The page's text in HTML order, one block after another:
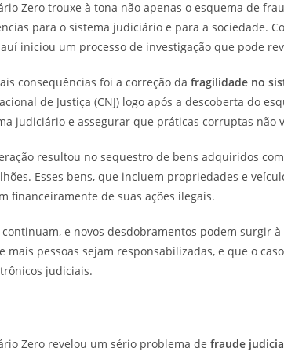
Zero trouxe à tona não apenas o esquema de
para o sistema judiciário e para a sociedade.
iniciou um processo de investigação que pode
consequências foi a correção da fragilidade no
de Justiça (CNJ) logo após a descoberta do
judiciário e assegurar que práticas corruptas não
resultou no sequestro de bens adquiridos
Esses bens, que incluem propriedades e
financeiramente de suas ações ilegais.
continuam, e novos desdobramentos podem surgir
mais pessoas sejam responsabilizadas, e que o
judiciais.
Zero revelou um sério problema de fraude